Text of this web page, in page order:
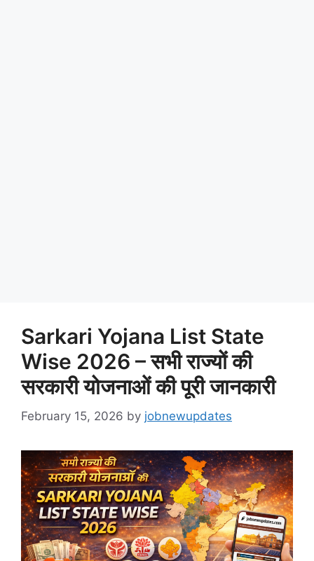
Sarkari Yojana List State
Wise 2026 – सभी राज्यों की
सरकारी योजनाओं की पूरी जानकारी
February 15, 2026 by jobnewupdates